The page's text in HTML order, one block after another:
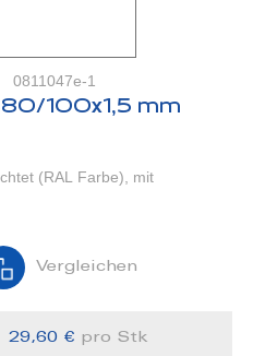
0811047e-1
80/100x1,5 mm
(RAL Farbe), mit
Vergleichen
29,60 € pro Stk